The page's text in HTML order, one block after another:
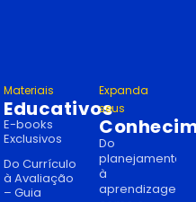
Materiais
Educativos
E-books
Exclusivos
Do Currículo
à Avaliação
– Guia
Expanda
seus
Do
planejamento
à
aprendizagem: